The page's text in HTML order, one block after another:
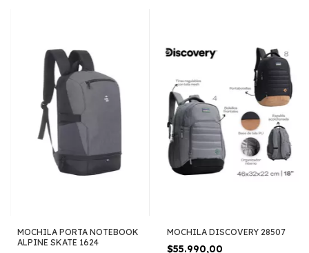
MOCHILA PORTA NOTEBOOK
ALPINE SKATE 1624
MOCHILA DISCOVERY 28507
$55.990,00